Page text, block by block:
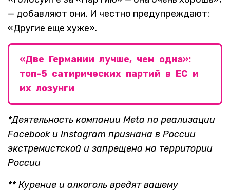
— добавляют они. И честно предупреждают:
«Другие еще хуже».
«Две Германии лучше, чем одна»:
топ-5 сатирических партий в ЕС и
их лозунги
*Деятельность компании Meta по реализации
Facebook и Instagram признана в России
экстремистской и запрещена на территории
России
** Курение и алкоголь вредят вашему